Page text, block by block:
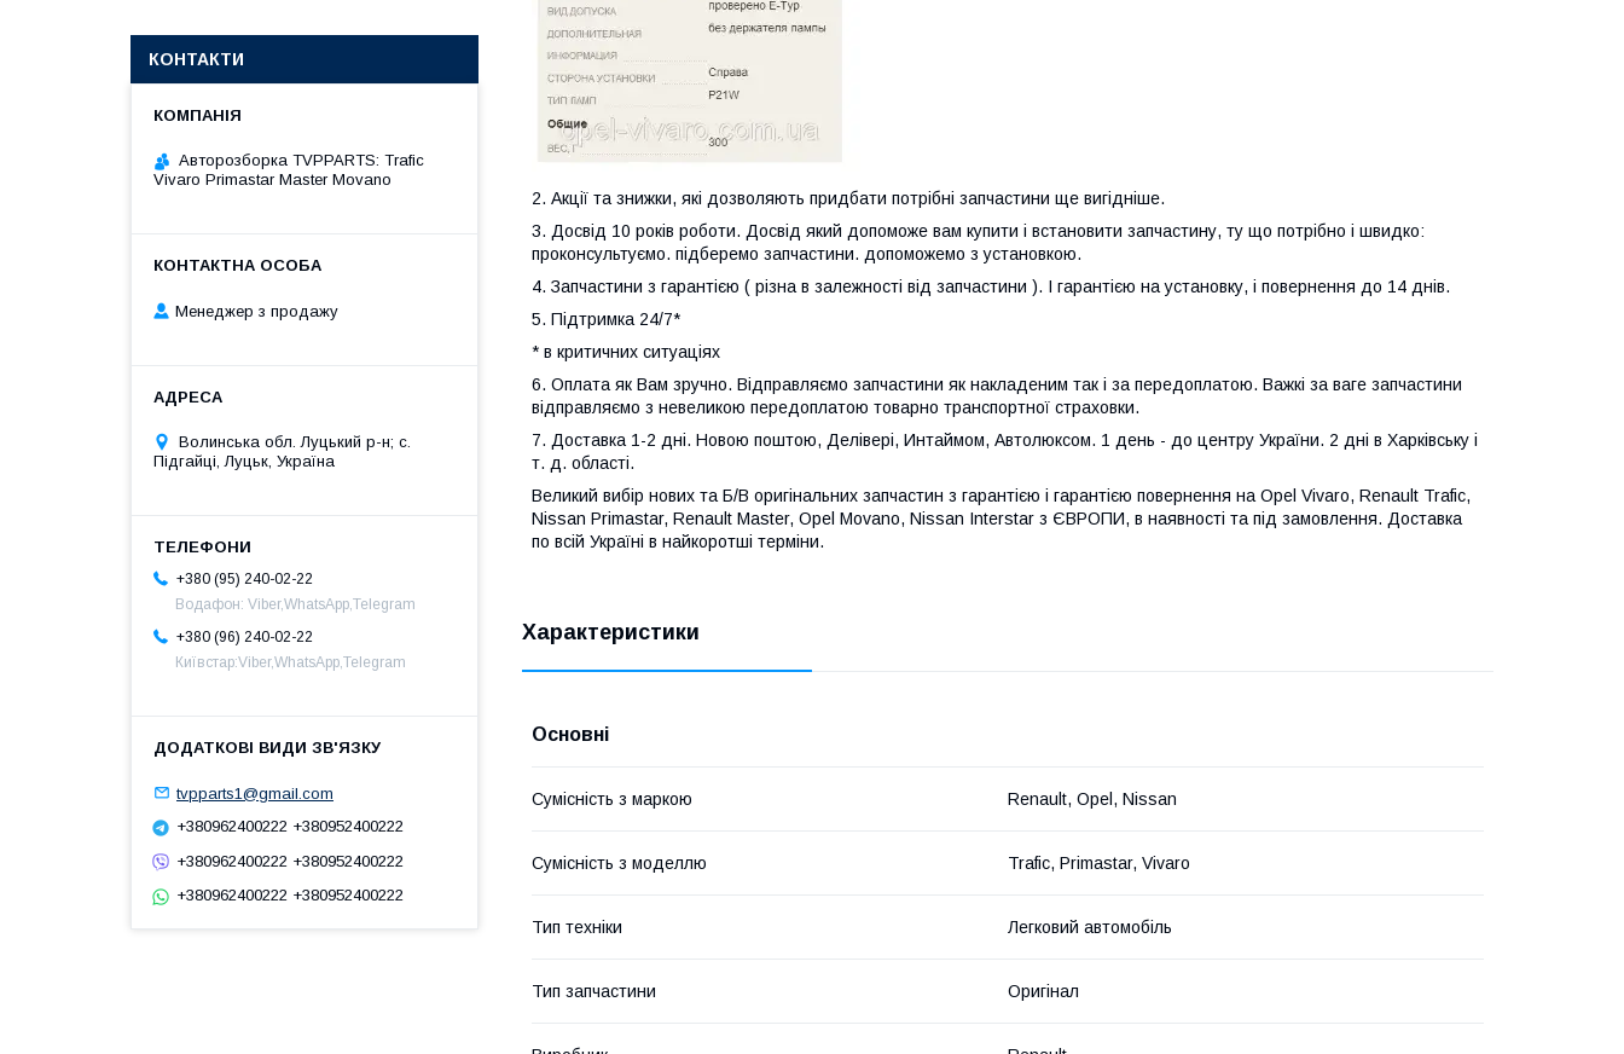
2. Акції та знижки, які дозволяють придбати потрібні запчастини ще вигідніше.
3. Досвід 10 років роботи. Досвід який допоможе вам купити і встановити запчастину, ту що потрібно і швидко:
проконсультуємо. підберемо запчастини. допоможемо з установкою.
4. Запчастини з гарантією ( різна в залежності від запчастини ). І гарантією на установку, і повернення до 14 днів.
5. Підтримка 24/7*
* в критичних ситуаціях
6. Оплата як Вам зручно. Відправляємо запчастини як накладеним так і за передоплатою. Важкі за ваге запчастини
відправляємо з невеликою передоплатою товарно транспортної страховки.
7. Доставка 1-2 дні. Новою поштою, Делівері, Интаймом, Автолюксом. 1 день - до центру України. 2 дні в Харківську і
т. д. області.
Великий вибір нових та Б/В оригінальних запчастин з гарантією і гарантією повернення на Opel Vivaro, Renault Trafic,
Nissan Primastar, Renault Master, Opel Movano, Nissan Interstar з ЄВРОПИ, в наявності та під замовлення. Доставка
по всій Україні в найкоротші терміни.
Характеристики
Основні
Сумісність з маркою Renault, Opel, Nissan
Сумісність з моделлю Trafic, Primastar, Vivaro
Тип техніки Легковий автомобіль
Тип запчастини Оригінал
КОНТАКТИ
Авторозборка TVPPARTS: Trafic
Vivaro Primastar Master Movano
Менеджер з продажу
Волинська обл. Луцький р-н; с.
Підгайці, Луцьк, Україна
+380 (95) 240-02-22
Водафон: Viber,WhatsApp,Telegram
+380 (96) 240-02-22
Київстар:Viber,WhatsApp,Telegram
tvpparts1@gmail.com
+380962400222 +380952400222
+380962400222 +380952400222
+380962400222 +380952400222